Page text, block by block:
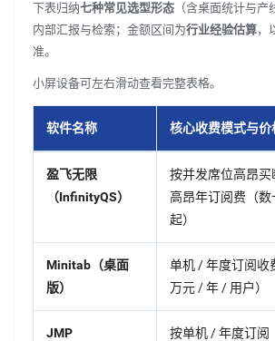
下表归纳七种常见选型形态 （含桌面统计与
内部汇报与检索；金额区间为行业经验估算，
准。
小屏设备可左右滑动查看完整表格。
软件名称 核心收费模式与价
盈飞无限
（InfinityQS）
按并发席位高昂买
高昂年订阅费（数
起）
Minitab（桌面
版）
单机 / 年度订阅收
万元 / 年 / 用户）
JMP
按单机 / 年度订阅